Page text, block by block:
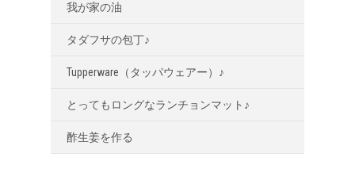
我が家の油
タダフサの包丁♪
Tupperware（タッパウェアー）♪
とってもロングなランチョンマット♪
酢生姜を作る